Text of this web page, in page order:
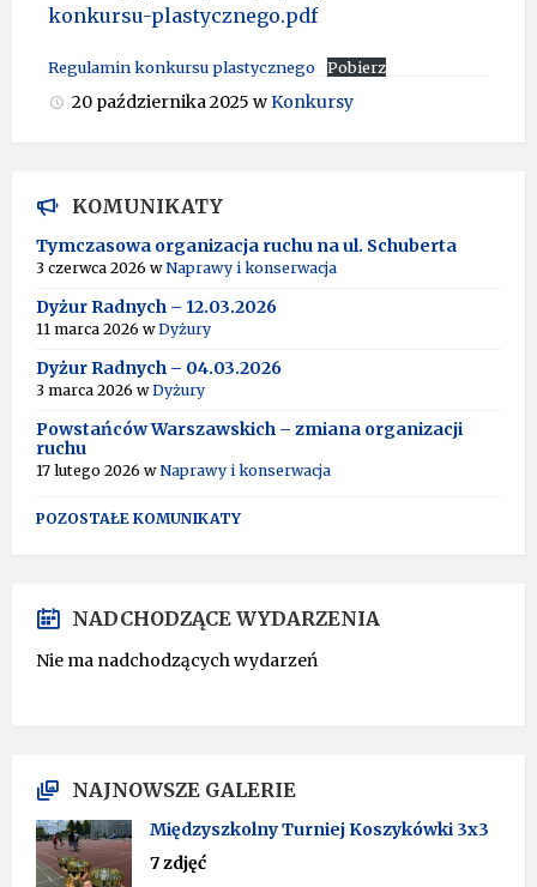
konkursu-plastycznego.pdf
Regulamin konkursu plastycznego Pobierz
20 października 2025 wKonkursy
KOMUNIKATY
Tymczasowa organizacja ruchu na ul. Schuberta
3 czerwca 2026 wNaprawy i konserwacja
Dyżur Radnych – 12.03.2026
11 marca 2026 wDyżury
Dyżur Radnych – 04.03.2026
3 marca 2026 wDyżury
Powstańców Warszawskich – zmiana organizacji
ruchu
17 lutego 2026 wNaprawy i konserwacja
POZOSTAŁE KOMUNIKATY
NADCHODZĄCE WYDARZENIA
Nie ma nadchodzących wydarzeń
NAJNOWSZE GALERIE
Międzyszkolny Turniej Koszykówki 3x3
7 zdjęć